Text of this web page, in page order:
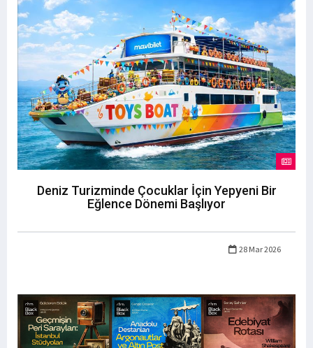
Deniz Turizminde Çocuklar İçin Yepyeni Bir
Eğlence Dönemi Başlıyor
28 Mar 2026